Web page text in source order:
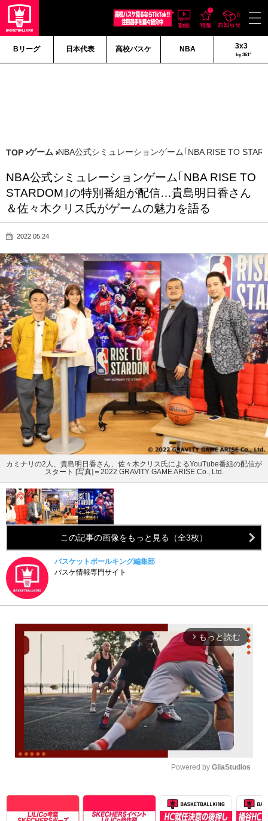
Bリーグ 日本代表 高校バスケ NBA 3x3
by 361°
TOP ゲーム NBA公式シミュレーションゲーム｢NBA RISE TO
NBA公式シミュレーションゲーム｢NBA RISE TO
STARDOM｣の特別番組が配信…貴島明日香さん
＆佐々木クリス氏がゲームの魅力を語る
2022.05.24
カミナリの2人、貴島明日香さん、佐々木クリス氏によるYouTube番組の配信が
スタート [写真]＝2022 GRAVITY GAME ARISE Co., Ltd.
この記事の画像をもっと見る（全3枚）
バスケットボールキング編集部
バスケ情報専門サイト
arrow_forward_ios もっと読む
Powered by GliaStudios